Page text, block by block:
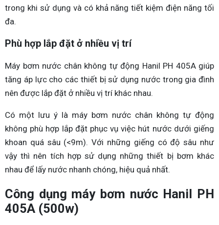
trong khi sử dụng và có khả năng tiết kiệm điện năng tối
đa.
Phù hợp lắp đặt ở nhiều vị trí
Máy bơm nước chân không tự động Hanil PH 405A giúp
tăng áp lực cho các thiết bị sử dụng nước trong gia đình
nên được lắp đặt ở nhiều vị trí khác nhau.
Có một lưu ý là máy bơm nước chân không tự động
không phù hợp lắp đặt phục vụ việc hút nước dưới giếng
khoan quá sâu (<9m). Với những giếng có độ sâu như
vậy thì nên tích hợp sử dụng những thiết bị bơm khác
nhau để lấy nước nhanh chóng, hiệu quả nhất.
Công dụng máy bơm nước Hanil PH
405A (500w)